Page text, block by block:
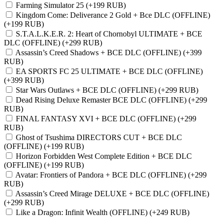
Farming Simulator 25 (+199 RUB)
Kingdom Come: Deliverance 2 Gold + Все DLC (OFFLINE)
(+199 RUB)
S.T.A.L.K.E.R. 2: Heart of Chornobyl ULTIMATE + ВСЕ
DLC (OFFLINE) (+299 RUB)
Assassin’s Creed Shadows + ВСЕ DLC (OFFLINE) (+399
RUB)
EA SPORTS FC 25 ULTIMATE + ВСЕ DLC (OFFLINE)
(+399 RUB)
Star Wars Outlaws + ВСЕ DLC (OFFLINE) (+299 RUB)
Dead Rising Deluxe Remaster ВСЕ DLC (OFFLINE) (+299
RUB)
FINAL FANTASY XVI + ВСЕ DLC (OFFLINE) (+299
RUB)
Ghost of Tsushima DIRECTORS CUT + ВСЕ DLC
(OFFLINE) (+199 RUB)
Horizon Forbidden West Complete Edition + ВСЕ DLC
(OFFLINE) (+199 RUB)
Avatar: Frontiers of Pandora + ВСЕ DLC (OFFLINE) (+299
RUB)
Assassin’s Creed Mirage DELUXE + ВСЕ DLC (OFFLINE)
(+299 RUB)
Like a Dragon: Infinit Wealth (OFFLINE) (+249 RUB)